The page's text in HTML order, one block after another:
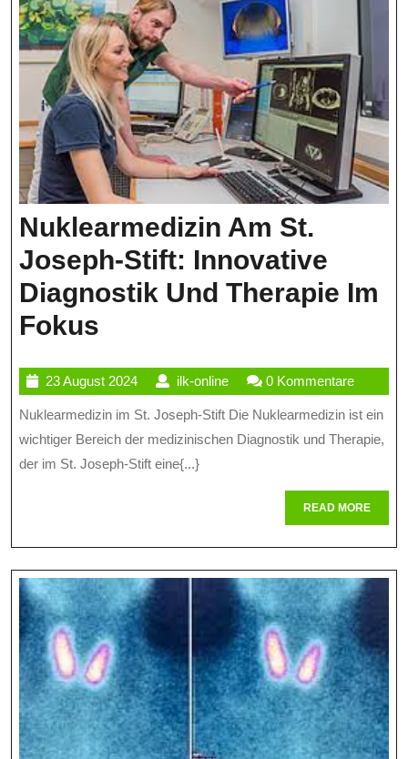
Nuklearmedizin Am St.
Joseph-Stift: Innovative
Diagnostik Und Therapie Im
Fokus
St.
Joseph-
Stift:
Und
Therapie
Im
Fokus
23 August 202423
August
2024
ilk-onlineilk-
online
0 Kommentare
Nuklearmedizin im St. Joseph-Stift Die Nuklearmedizin ist ein
wichtiger Bereich der medizinischen Diagnostik und Therapie,
der im St. Joseph-Stift eine{...}
READ MOREREAD
MORE